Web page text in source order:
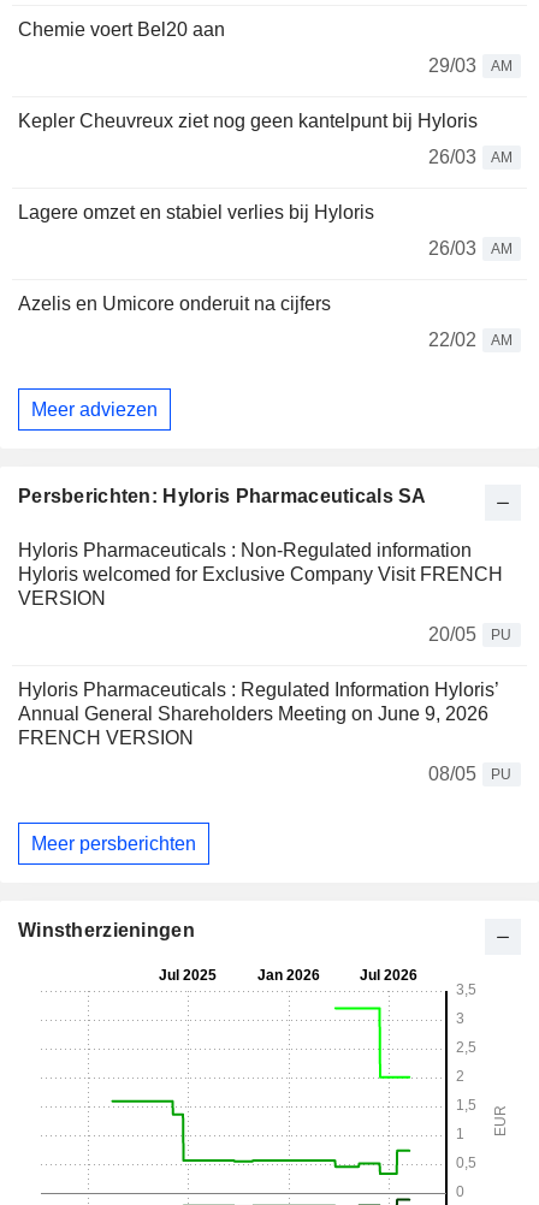
Chemie voert Bel20 aan
29/03
AM
Kepler Cheuvreux ziet nog geen kantelpunt bij Hyloris
26/03
AM
Lagere omzet en stabiel verlies bij Hyloris
26/03
AM
Azelis en Umicore onderuit na cijfers
22/02
AM
Meer adviezen
Persberichten: Hyloris Pharmaceuticals SA
Hyloris Pharmaceuticals : Non-Regulated information
Hyloris welcomed for Exclusive Company Visit FRENCH
VERSION
20/05
PU
Hyloris Pharmaceuticals : Regulated Information Hyloris’
Annual General Shareholders Meeting on June 9, 2026
FRENCH VERSION
08/05
PU
Meer persberichten
Winstherzieningen